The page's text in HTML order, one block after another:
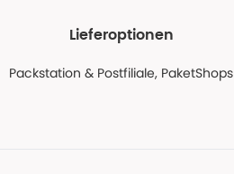
Lieferoptionen
Packstation & Postfiliale, PaketShops